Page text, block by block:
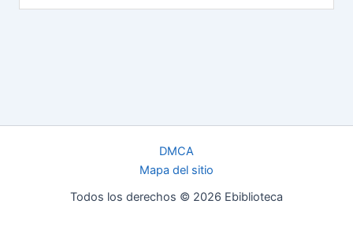
DMCA
Mapa del sitio
Todos los derechos © 2026 Ebiblioteca